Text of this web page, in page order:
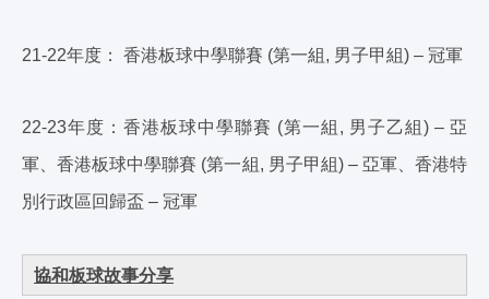
21-22年度： 香港板球中學聯賽 (第一組, 男子甲組) – 冠軍
22-23年度：香港板球中學聯賽 (第一組, 男子乙組) – 亞
軍、香港板球中學聯賽 (第一組, 男子甲組) – 亞軍、香港特
別行政區回歸盃 – 冠軍
協和板球故事分享